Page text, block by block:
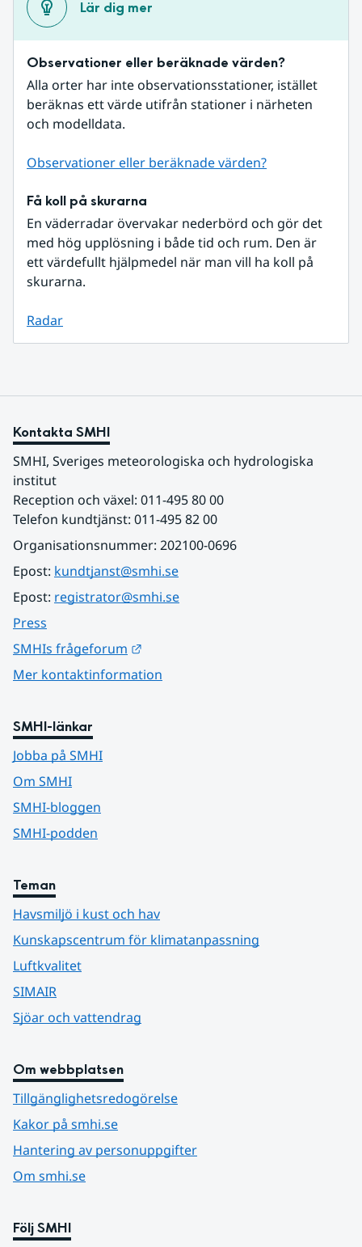
Lär dig mer
Observationer eller beräknade värden?
Alla orter har inte observationsstationer, istället
beräknas ett värde utifrån stationer i närheten
och modelldata.
Observationer eller beräknade värden?
Få koll på skurarna
En väderradar övervakar nederbörd och gör det
med hög upplösning i både tid och rum. Den är
ett värdefullt hjälpmedel när man vill ha koll på
skurarna.
Radar
Kontakta SMHI
SMHI, Sveriges meteorologiska och hydrologiska
institut
Reception och växel: 011-495 80 00
Telefon kundtjänst: 011-495 82 00
Organisationsnummer: 202100-0696
Epost: kundtjanst@smhi.se
Epost: registrator@smhi.se
Press
SMHIs frågeforum
Mer kontaktinformation
SMHI-länkar
Jobba på SMHI
Om SMHI
SMHI-bloggen
SMHI-podden
Teman
Havsmiljö i kust och hav
Kunskapscentrum för klimatanpassning
Luftkvalitet
SIMAIR
Sjöar och vattendrag
Om webbplatsen
Tillgänglighetsredogörelse
Kakor på smhi.se
Hantering av personuppgifter
Om smhi.se
Följ SMHI